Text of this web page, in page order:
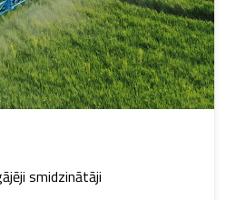
smidzinātāji